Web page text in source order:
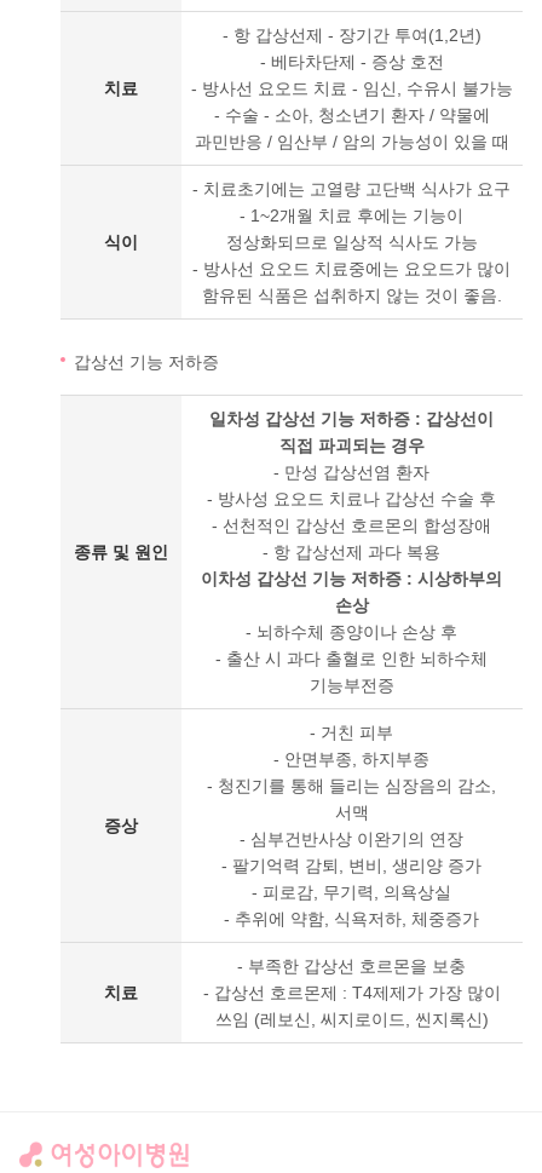
치료
- 항 갑상선제 - 장기간 투여(1,2년)
- 베타차단제 - 증상 호전
- 방사선 요오드 치료 - 임신, 수유시 불가능
- 수술 - 소아, 청소년기 환자 / 약물에
과민반응 / 임산부 / 암의 가능성이 있을 때
식이
- 치료초기에는 고열량 고단백 식사가 요구
- 1~2개월 치료 후에는 기능이
정상화되므로 일상적 식사도 가능
- 방사선 요오드 치료중에는 요오드가 많이
함유된 식품은 섭취하지 않는 것이 좋음.
갑상선 기능 저하증
종류 및 원인
일차성 갑상선 기능 저하증 : 갑상선이
직접 파괴되는 경우
- 만성 갑상선염 환자
- 방사성 요오드 치료나 갑상선 수술 후
- 선천적인 갑상선 호르몬의 합성장애
- 항 갑상선제 과다 복용
이차성 갑상선 기능 저하증 : 시상하부의
손상
- 뇌하수체 종양이나 손상 후
- 출산 시 과다 출혈로 인한 뇌하수체
기능부전증
증상
- 거친 피부
- 안면부종, 하지부종
- 청진기를 통해 들리는 심장음의 감소,
서맥
- 심부건반사상 이완기의 연장
- 팔기억력 감퇴, 변비, 생리양 증가
- 피로감, 무기력, 의욕상실
- 추위에 약함, 식욕저하, 체중증가
치료
- 부족한 갑상선 호르몬을 보충
- 갑상선 호르몬제 : T4제제가 가장 많이
쓰임 (레보신, 씨지로이드, 씬지록신)